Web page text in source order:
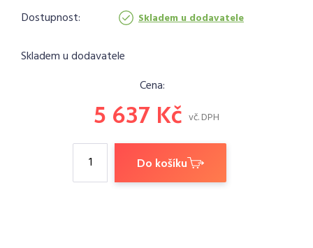
Dostupnost:
Skladem u dodavatele
Skladem u dodavatele
Cena:
5 637 Kč vč. DPH
Do košíku